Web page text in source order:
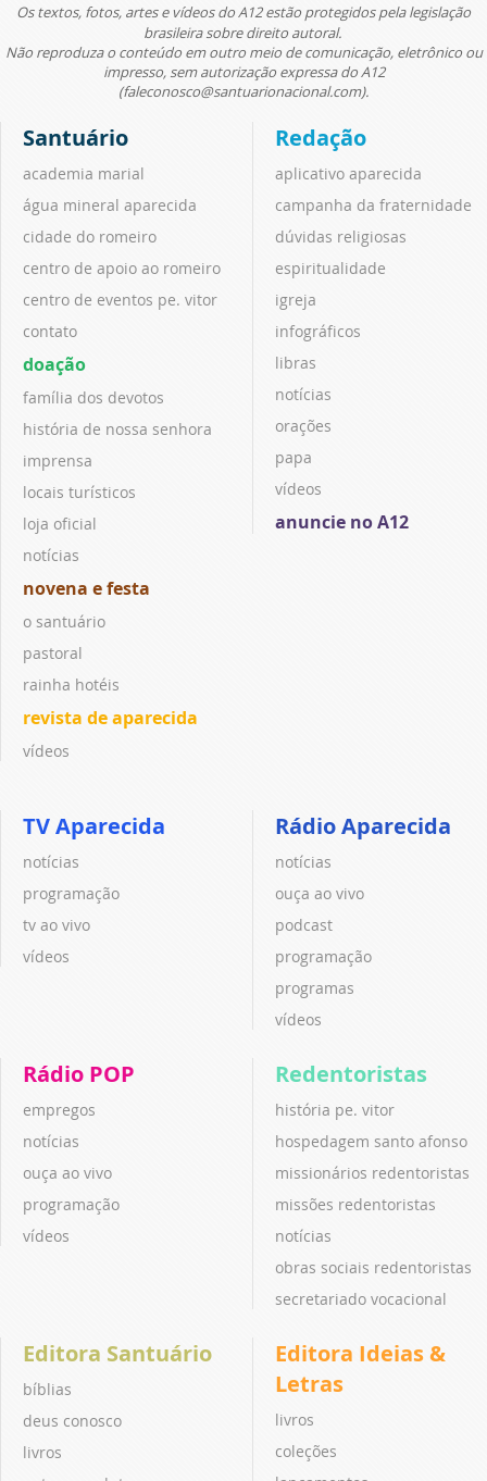
Os textos, fotos, artes e vídeos do A12 estão protegidos pela legislação
brasileira sobre direito autoral.
Não reproduza o conteúdo em outro meio de comunicação, eletrônico ou
impresso, sem autorização expressa do A12
(faleconosco@santuarionacional.com).
Santuário
academia marial
água mineral aparecida
cidade do romeiro
centro de apoio ao romeiro
centro de eventos pe. vitor
contato
doação
família dos devotos
história de nossa senhora
imprensa
locais turísticos
loja oficial
notícias
novena e festa
o santuário
pastoral
rainha hotéis
revista de aparecida
vídeos
Redação
aplicativo aparecida
campanha da fraternidade
dúvidas religiosas
espiritualidade
igreja
infográficos
libras
notícias
orações
papa
vídeos
anuncie no A12
TV Aparecida
notícias
programação
tv ao vivo
vídeos
Rádio Aparecida
notícias
ouça ao vivo
podcast
programação
programas
vídeos
Rádio POP
empregos
notícias
ouça ao vivo
programação
vídeos
Redentoristas
história pe. vitor
hospedagem santo afonso
missionários redentoristas
missões redentoristas
notícias
obras sociais redentoristas
secretariado vocacional
Editora Santuário
bíblias
deus conosco
livros
Editora Ideias &
Letras
livros
coleções